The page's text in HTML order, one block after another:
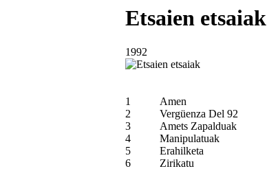
Etsaien etsaiak
1992
1
Amen
2
Vergüenza Del 92
3
Amets Zapalduak
4
Manipulatuak
5
Erahilketa
6
Zirikatu